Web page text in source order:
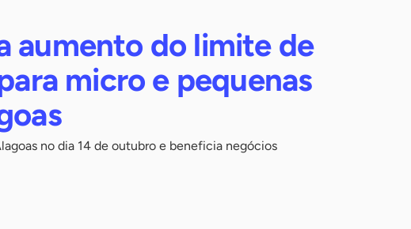
aumento do limite de
micro e pequenas
no dia 14 de outubro e beneficia negócios